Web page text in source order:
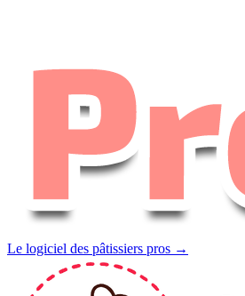
Le logiciel des pâtissiers pros →